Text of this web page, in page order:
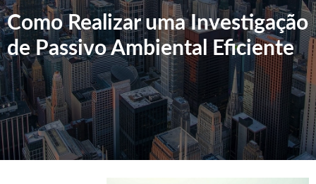
Como Realizar uma Investigação
de Passivo Ambiental Eficiente